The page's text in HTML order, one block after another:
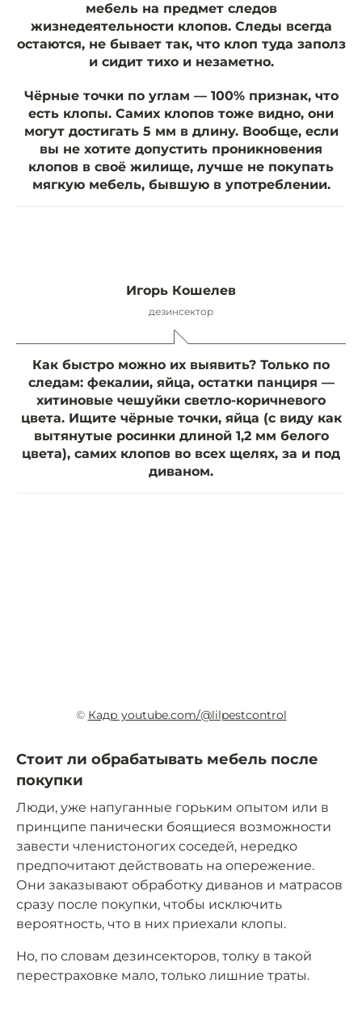
мебель на предмет следов
жизнедеятельности клопов. Следы всегда
остаются, не бывает так, что клоп туда заполз
и сидит тихо и незаметно.
Чёрные точки по углам — 100% признак, что
есть клопы. Самих клопов тоже видно, они
могут достигать 5 мм в длину. Вообще, если
вы не хотите допустить проникновения
клопов в своё жилище, лучше не покупать
мягкую мебель, бывшую в употреблении.
Игорь Кошелев
дезинсектор
Как быстро можно их выявить? Только по
следам: фекалии, яйца, остатки панциря —
хитиновые чешуйки светло-коричневого
цвета. Ищите чёрные точки, яйца (с виду как
вытянутые росинки длиной 1,2 мм белого
цвета), самих клопов во всех щелях, за и под
диваном.
© Кадр youtube.com/@lilpestcontrol
Стоит ли обрабатывать мебель после
покупки
Люди, уже напуганные горьким опытом или в
принципе панически боящиеся возможности
завести членистоногих соседей, нередко
предпочитают действовать на опережение.
Они заказывают обработку диванов и матрасов
сразу после покупки, чтобы исключить
вероятность, что в них приехали клопы.
Но, по словам дезинсекторов, толку в такой
перестраховке мало, только лишние траты.